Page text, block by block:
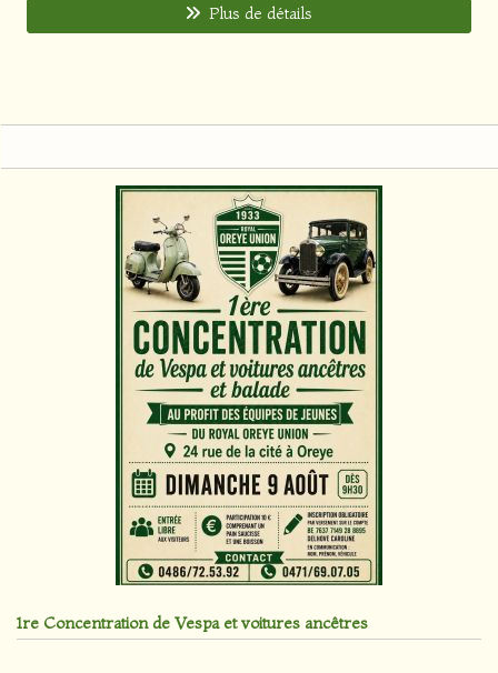
Plus de détails
1re Concentration de Vespa et voitures ancêtres